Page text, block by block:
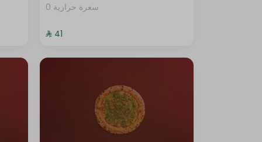
0 سعرة حرارية
⁨⁦‪‬ 41⁩